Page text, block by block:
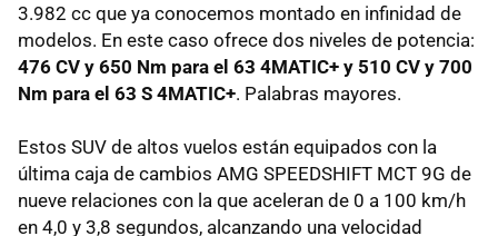
3.982 cc que ya conocemos montado en infinidad de
modelos. En este caso ofrece dos niveles de potencia:
476 CV y 650 Nm para el 63 4MATIC+ y 510 CV y 700
Nm para el 63 S 4MATIC+. Palabras mayores.
Estos SUV de altos vuelos están equipados con la
última caja de cambios AMG SPEEDSHIFT MCT 9G de
nueve relaciones con la que aceleran de 0 a 100 km/h
en 4,0 y 3,8 segundos, alcanzando una velocidad